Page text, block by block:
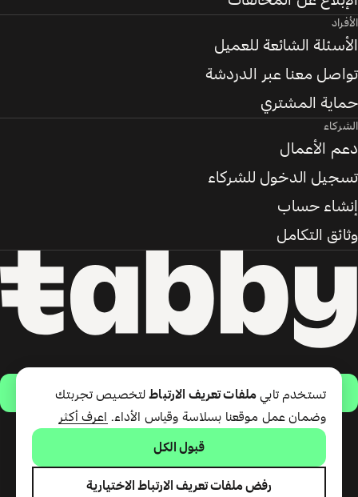
حمّل التطبيق
تقدّم شركة تابي ذ.م.م خدمة الدفع
ذ.م.م المرخصة من مصرف الإمارات
الأفراد
الأسئلة الشائعة للعميل
تواصل معنا عبر الدردشة
حماية المشتري
الشركاء
دعم الأعمال
تسجيل الدخول للشركاء
إنشاء حساب
وثائق التكامل
تستخدم تابي ملفات تعريف الارتباطلتخصيص تجربتك
وضمان عمل موقعنا بسلاسة وقياس الأداء.
اعرف أكثر
قبول الكل
رفض ملفات تعريف الارتباط الاختيارية